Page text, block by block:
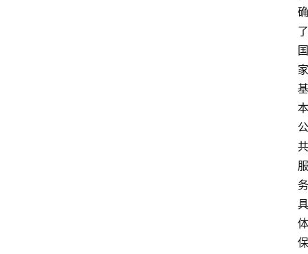
确
了
国
家
基
本
公
共
服
务
具
体
保